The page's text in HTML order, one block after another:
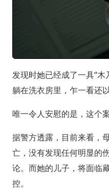
发现时她已经成了一具“
躺在洗衣房里，乍一看还
唯一令人安慰的是，这个
据警方透露，目前来看，
亡，没有发现任何明显的
论。而她的儿子，将面临
控。